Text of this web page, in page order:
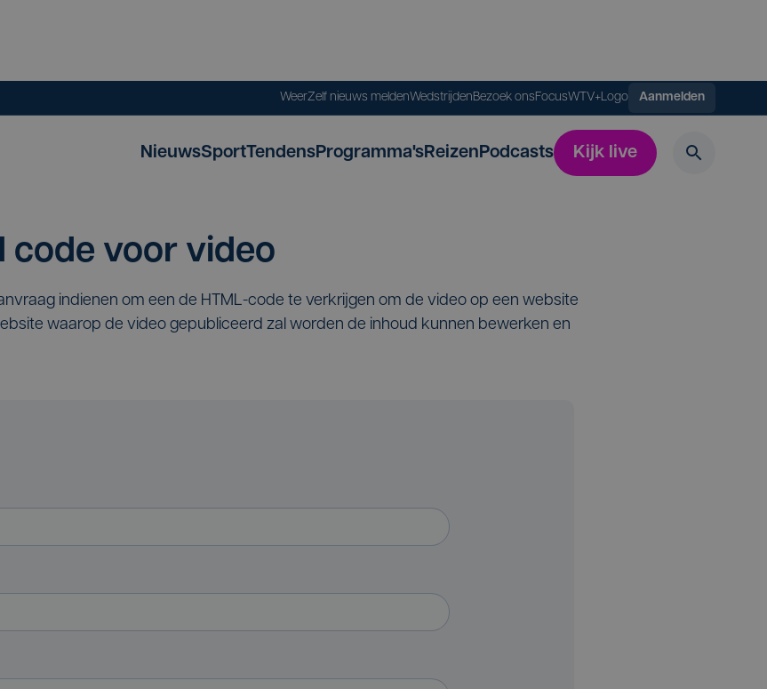
WeerZelf nieuws meldenWedstrijdenBezoek onsFocusWTV+Logo Aanmelden
NieuwsSportTendensProgramma'sReizenPodcasts Kijk live
code voor video
indienen om een de HTML-code te verkrijgen om de video op een website
waarop de video gepubliceerd zal worden de inhoud kunnen bewerken en